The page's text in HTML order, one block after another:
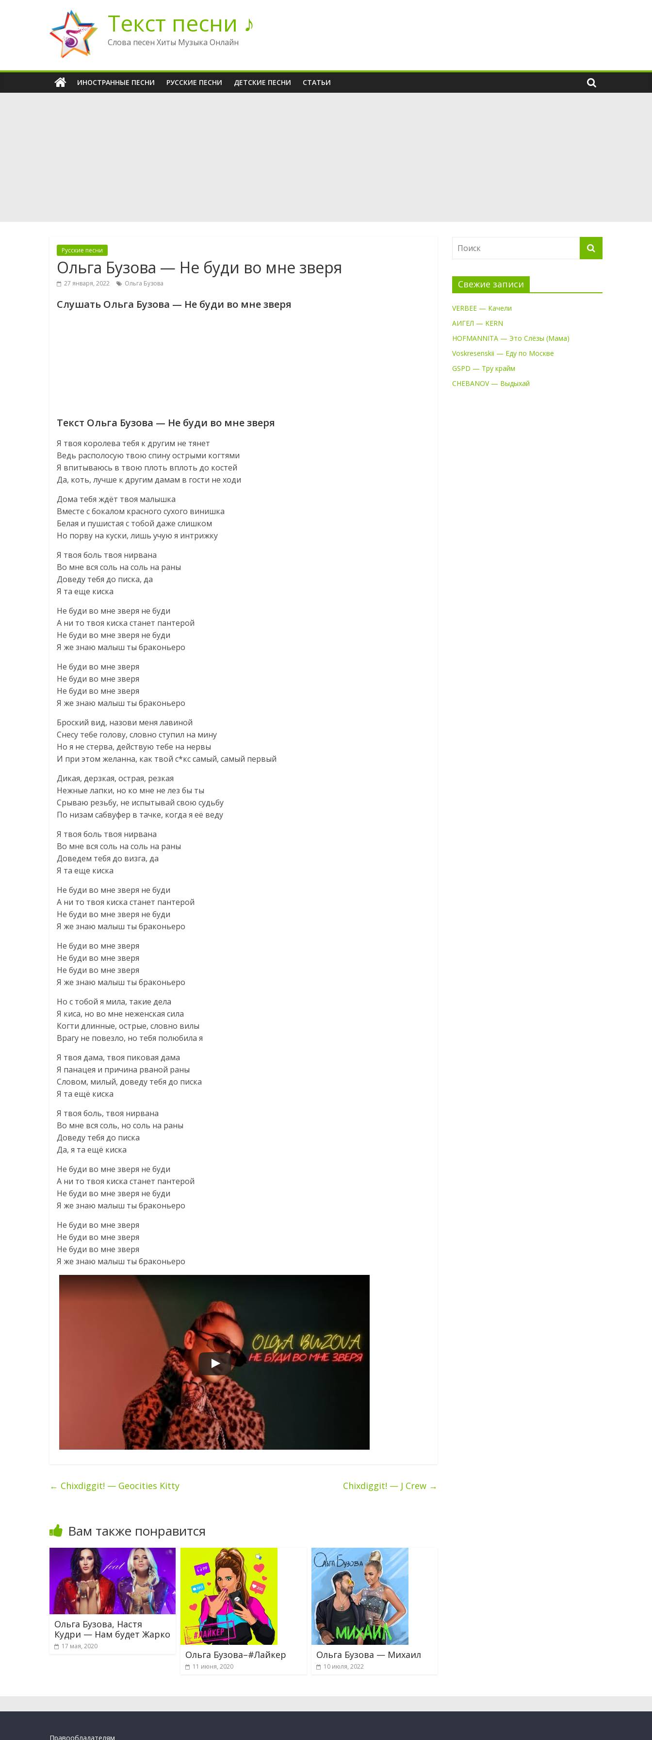
содержимому
Текст песни ♪
Слова песен Хиты Музыка Онлайн
ИНОСТРАННЫЕ ПЕСНИ РУССКИЕ ПЕСНИ ДЕТСКИЕ ПЕСНИ СТАТЬИ
Русские песни
Ольга Бузова — Не буди во мне зверя
27 января, 2022 Ольга Бузова
Слушать Ольга Бузова — Не буди во мне зверя
Текст Ольга Бузова — Не буди во мне зверя
Я твоя королева тебя к другим не тянет
Ведь располосую твою спину острыми когтями
Я впитываюсь в твою плоть вплоть до костей
Да, коть, лучше к другим дамам в гости не ходи
Дома тебя ждёт твоя малышка
Вместе с бокалом красного сухого винишка
Белая и пушистая с тобой даже слишком
Но порву на куски, лишь учую я интрижку
Я твоя боль твоя нирвана
Во мне вся соль на соль на раны
Доведу тебя до писка, да
Я та еще киска
Не буди во мне зверя не буди
А ни то твоя киска станет пантерой
Не буди во мне зверя не буди
Я же знаю малыш ты браконьеро
Не буди во мне зверя
Не буди во мне зверя
Не буди во мне зверя
Я же знаю малыш ты браконьеро
Броский вид, назови меня лавиной
Снесу тебе голову, словно ступил на мину
Но я не стерва, действую тебе на нервы
И при этом желанна, как твой с*кс самый, самый первый
Дикая, дерзкая, острая, резкая
Нежные лапки, но ко мне не лез бы ты
Срываю резьбу, не испытывай свою судьбу
По низам сабвуфер в тачке, когда я её веду
Я твоя боль твоя нирвана
Во мне вся соль на соль на раны
Доведем тебя до визга, да
Я та еще киска
Не буди во мне зверя не буди
А ни то твоя киска станет пантерой
Не буди во мне зверя не буди
Я же знаю малыш ты браконьеро
Не буди во мне зверя
Не буди во мне зверя
Не буди во мне зверя
Я же знаю малыш ты браконьеро
Но с тобой я мила, такие дела
Я киса, но во мне неженская сила
Когти длинные, острые, словно вилы
Врагу не повезло, но тебя полюбила я
Я твоя дама, твоя пиковая дама
Я панацея и причина рваной раны
Словом, милый, доведу тебя до писка
Я та ещё киска
Я твоя боль, твоя нирвана
Во мне вся соль, но соль на раны
Доведу тебя до писка
Да, я та ещё киска
Не буди во мне зверя не буди
А ни то твоя киска станет пантерой
Не буди во мне зверя не буди
Я же знаю малыш ты браконьеро
Не буди во мне зверя
Не буди во мне зверя
Не буди во мне зверя
Я же знаю малыш ты браконьеро
← Chixdiggit! — Geocities Kitty Chixdiggit! — J Crew →
Вам также понравится
Ольга Бузова, Настя
Кудри — Нам будет Жарко
17 мая, 2020
Ольга Бузова–#Лайкер
11 июня, 2020
Ольга Бузова — Михаил
10 июля, 2022
Свежие записи
VERBEE — Качели
АИГЕЛ — KERN
HOFMANNITA — Это Слёзы (Мама)
Voskresenskii — Еду по Москве
GSPD — Тру крайм
CHEBANOV — Выдыхай
Правообладателям